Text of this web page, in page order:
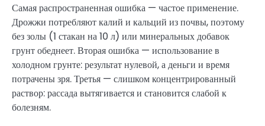
Самая распространенная ошибка — частое применение.
Дрожжи потребляют калий и кальций из почвы, поэтому
без золы (1 стакан на 10 л) или минеральных добавок
грунт обеднеет. Вторая ошибка — использование в
холодном грунте: результат нулевой, а деньги и время
потрачены зря. Третья — слишком концентрированный
раствор: рассада вытягивается и становится слабой к
болезням.